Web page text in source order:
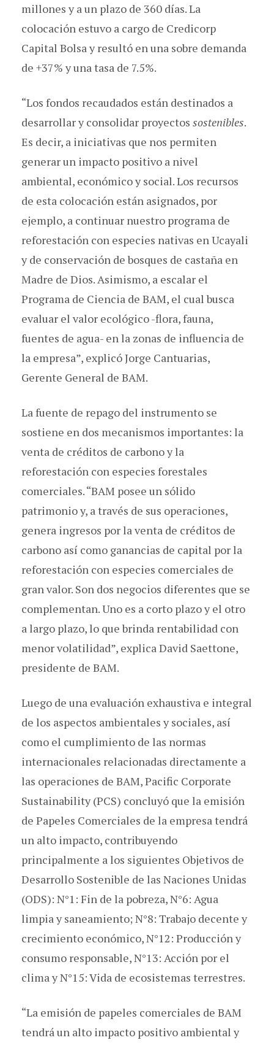
millones y a un plazo de 360 días. La
colocación estuvo a cargo de Credicorp
Capital Bolsa y resultó en una sobre demanda
de +37% y una tasa de 7.5%.
“Los fondos recaudados están destinados a
desarrollar y consolidar proyectos sostenibles.
Es decir, a iniciativas que nos permiten
generar un impacto positivo a nivel
ambiental, económico y social. Los recursos
de esta colocación están asignados, por
ejemplo, a continuar nuestro programa de
reforestación con especies nativas en Ucayali
y de conservación de bosques de castaña en
Madre de Dios. Asimismo, a escalar el
Programa de Ciencia de BAM, el cual busca
evaluar el valor ecológico -flora, fauna,
fuentes de agua- en la zonas de influencia de
la empresa”, explicó Jorge Cantuarias,
Gerente General de BAM.
La fuente de repago del instrumento se
sostiene en dos mecanismos importantes: la
venta de créditos de carbono y la
reforestación con especies forestales
comerciales. “BAM posee un sólido
patrimonio y, a través de sus operaciones,
genera ingresos por la venta de créditos de
carbono así como ganancias de capital por la
reforestación con especies comerciales de
gran valor. Son dos negocios diferentes que se
complementan. Uno es a corto plazo y el otro
a largo plazo, lo que brinda rentabilidad con
menor volatilidad”, explica David Saettone,
presidente de BAM.
Luego de una evaluación exhaustiva e integral
de los aspectos ambientales y sociales, así
como el cumplimiento de las normas
internacionales relacionadas directamente a
las operaciones de BAM, Pacific Corporate
Sustainability (PCS) concluyó que la emisión
de Papeles Comerciales de la empresa tendrá
un alto impacto, contribuyendo
principalmente a los siguientes Objetivos de
Desarrollo Sostenible de las Naciones Unidas
(ODS): N°1: Fin de la pobreza, N°6: Agua
limpia y saneamiento; N°8: Trabajo decente y
crecimiento económico, N°12: Producción y
consumo responsable, N°13: Acción por el
clima y N°15: Vida de ecosistemas terrestres.
“La emisión de papeles comerciales de BAM
tendrá un alto impacto positivo ambiental y